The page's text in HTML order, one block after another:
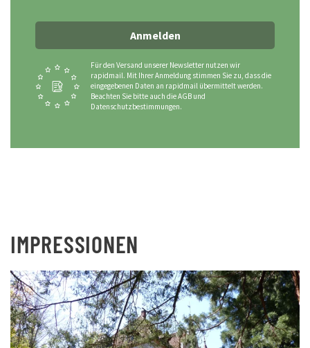
Anmelden
Für den Versand unserer Newsletter nutzen wir
rapidmail. Mit Ihrer Anmeldung stimmen Sie zu, dass die
eingegebenen Daten an rapidmail übermittelt werden.
Beachten Sie bitte auch die AGB und
Datenschutzbestimmungen.
IMPRESSIONEN